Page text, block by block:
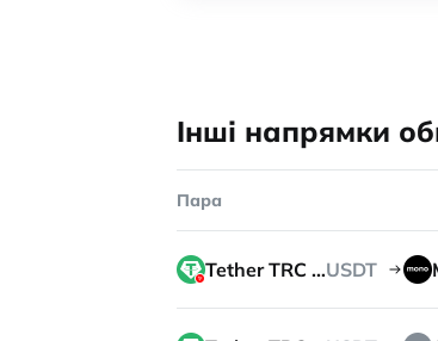
Інші напрямки
Пара
Tether TRC 20USDT